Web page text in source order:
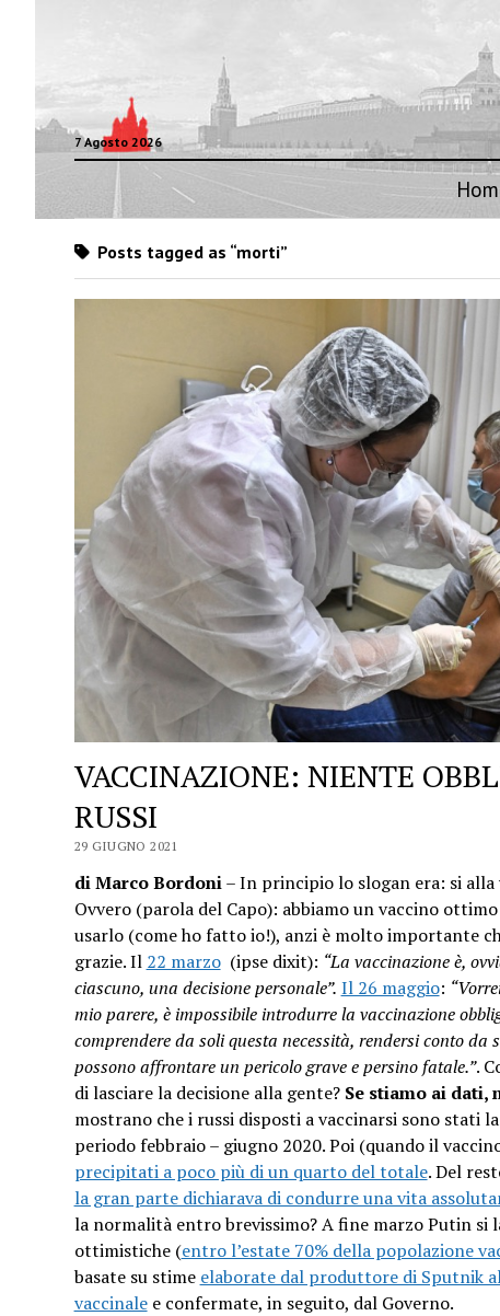
7 Agosto 2026
Posts tagged as “morti”
VACCINAZIONE: NIENTE
RUSSI
29 GIUGNO 2021
di Marco Bordoni– In principio lo slogan era: si alla
Ovvero (parola del Capo): abbiamo un vaccino
usarlo (come ho fatto io!), anzi è molto importante
grazie. Il 22 marzo(ipse dixit): “La vaccinazione è,
ciascuno, una decisione personale”. Il 26 maggio:
mio parere, è impossibile introdurre la vaccinazione
comprendere da soli questa necessità, rendersi conto da
possono affrontare un pericolo grave e persino fatale.”.
di lasciare la decisione alla gente? Se stiamo ai dati,
mostrano che i russi disposti a vaccinarsi sono stati
periodo febbraio – giugno 2020. Poi (quando il
precipitati a poco più di un quarto del totale. Del
la gran parte dichiarava di condurre una vita
la normalità entro brevissimo? A fine marzo Putin si
ottimistiche (entro l’estate 70% della popolazione
basate su stime elaborate dal produttore di Sputnik
vaccinalee confermate, in seguito, dal Governo.